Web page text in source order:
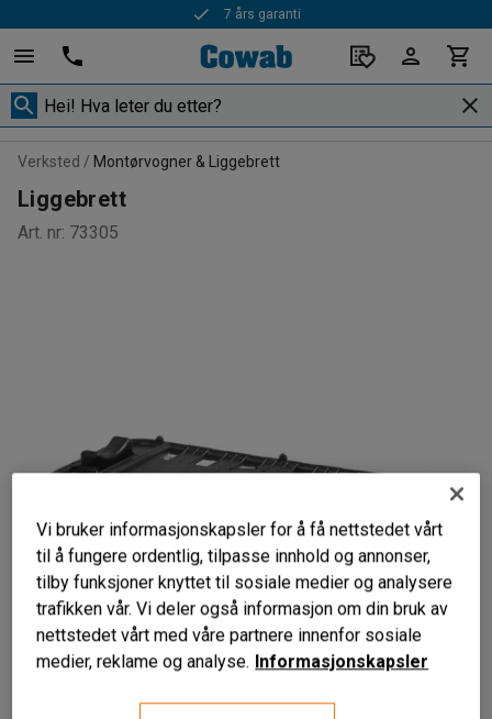
7 års garanti
Verksted Montørvogner & Liggebrett
Liggebrett
Art. nr: 73305
Vi bruker informasjonskapsler for å få nettstedet vårt
til å fungere ordentlig, tilpasse innhold og annonser,
tilby funksjoner knyttet til sosiale medier og analysere
trafikken vår. Vi deler også informasjon om din bruk av
nettstedet vårt med våre partnere innenfor sosiale
medier, reklame og analyse. Informasjonskapsler